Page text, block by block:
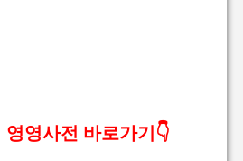
영영사전 바로가기👇